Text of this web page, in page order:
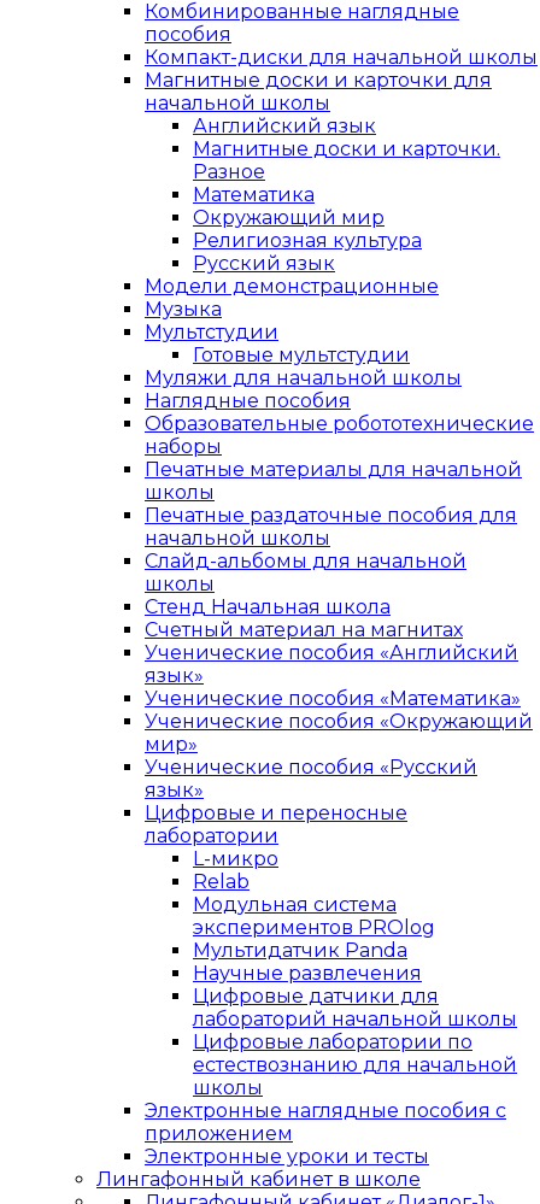
Комбинированные наглядные
пособия
Компакт-диски для начальной школы
Магнитные доски и карточки для
начальной школы
Английский язык
Магнитные доски и карточки.
Разное
Математика
Окружающий мир
Религиозная культура
Русский язык
Модели демонстрационные
Музыка
Мультстудии
Готовые мультстудии
Муляжи для начальной школы
Наглядные пособия
Образовательные робототехнические
наборы
Печатные материалы для начальной
школы
Печатные раздаточные пособия для
начальной школы
Слайд-альбомы для начальной
школы
Стенд Начальная школа
Счетный материал на магнитах
Ученические пособия «Английский
язык»
Ученические пособия «Математика»
Ученические пособия «Окружающий
мир»
Ученические пособия «Русский
язык»
Цифровые и переносные
лаборатории
L-микро
Relab
Модульная система
экспериментов PROlog
Мультидатчик Panda
Научные развлечения
Цифровые датчики для
лабораторий начальной школы
Цифровые лаборатории по
естествознанию для начальной
школы
Электронные наглядные пособия с
приложением
Электронные уроки и тесты
Лингафонный кабинет в школе